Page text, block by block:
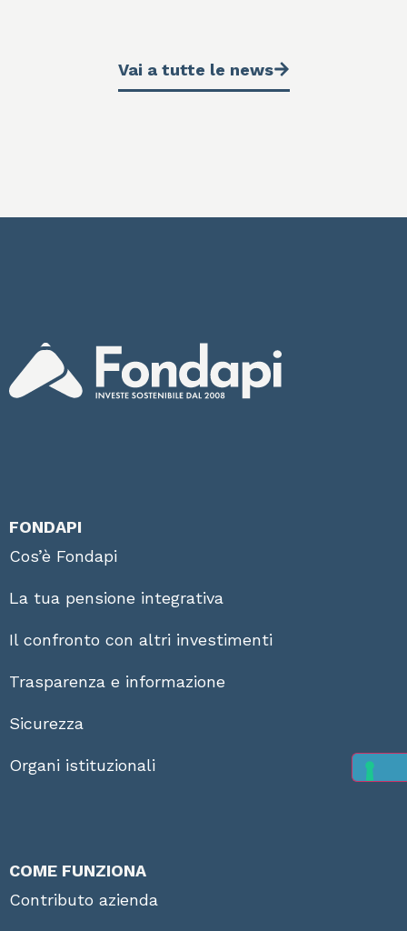
Vai a tutte le news
FONDAPI
Cos’è Fondapi
La tua pensione integrativa
Il confronto con altri investimenti
Trasparenza e informazione
Sicurezza
Organi istituzionali
COME FUNZIONA
Contributo azienda